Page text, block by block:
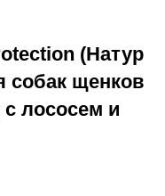
(Натур
собак щенков
лососем и